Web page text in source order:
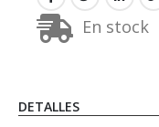
En stock
DETALLES